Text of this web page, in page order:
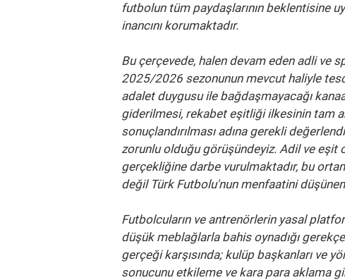
futbolun tüm paydaşlarının beklentisine
inancını korumaktadır.
Bu çerçevede, halen devam eden adli
2025/2026 sezonunun mevcut haliyle
adalet duygusu ile bağdaşmayacağı
giderilmesi, rekabet eşitliği ilkesinin tam
sonuçlandırılması adına gerekli
zorunlu olduğu görüşündeyiz. Adil ve eşit
gerçekliğine darbe vurulmaktadır, bu
değil Türk Futbolu'nun menfaatini
Futbolcuların ve antrenörlerin yasal
düşük meblağlarla bahis oynadığı
gerçeği karşısında; kulüp başkanları ve
sonucunu etkileme ve kara para aklama